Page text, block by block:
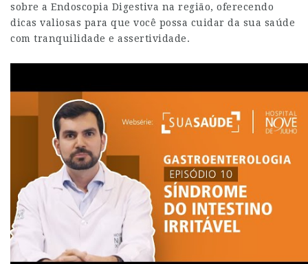
sobre a Endoscopia Digestiva na região, oferecendo
dicas valiosas para que você possa cuidar da sua saúde
com tranquilidade e assertividade.